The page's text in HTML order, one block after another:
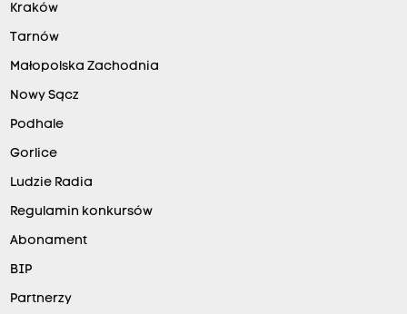
Kraków
Tarnów
Małopolska Zachodnia
Nowy Sącz
Podhale
Gorlice
Ludzie Radia
Regulamin konkursów
Abonament
BIP
Partnerzy